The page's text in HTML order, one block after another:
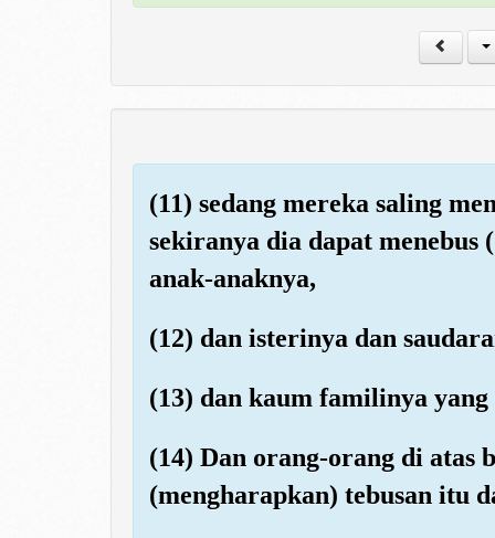
(11) sedang mereka saling
sekiranya dia dapat
anak-anaknya,
(12) dan isterinya dan
(13) dan kaum familinya
(14) Dan orang-orang di atas
(mengharapkan) tebusan itu